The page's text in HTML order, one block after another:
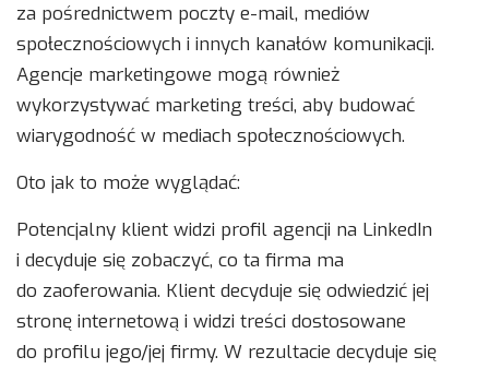
za pośrednictwem poczty e-mail, mediów
społecznościowych i innych kanałów komunikacji.
Agencje marketingowe mogą również
wykorzystywać marketing treści, aby budować
wiarygodność w mediach społecznościowych.
Oto jak to może wyglądać:
Potencjalny klient widzi profil agencji na LinkedIn
i decyduje się zobaczyć, co ta firma ma
do zaoferowania. Klient decyduje się odwiedzić jej
stronę internetową i widzi treści dostosowane
do profilu jego/jej firmy. W rezultacie decyduje się